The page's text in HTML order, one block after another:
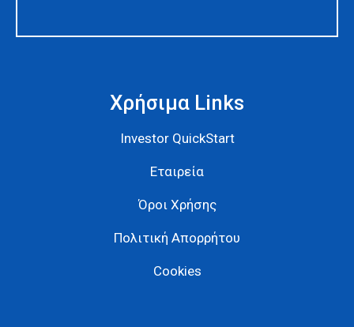
t
t
v
:
Χρήσιμα Links
Investor QuickStart
Εταιρεία
Όροι Χρήσης
Πολιτική Απορρήτου
Cookies